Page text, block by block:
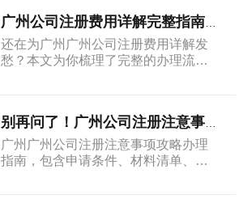
广州公司注册费用详解完整指南，创业者...
还在为广州广州公司注册费用详解发
愁？本文为你梳理了完整的办理流程
广州广州公司注册注意事项攻略办理
指南，包含申请条件、材料清单、办